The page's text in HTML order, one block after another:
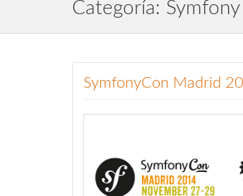
Categoría: Symfony
SymfonyCon Madrid